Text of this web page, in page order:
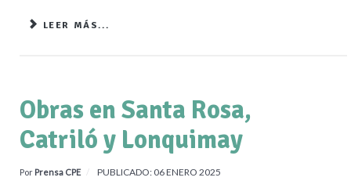
LEER MÁS...
Obras en Santa Rosa,
Catriló y Lonquimay
Por Prensa CPE PUBLICADO: 06 ENERO 2025